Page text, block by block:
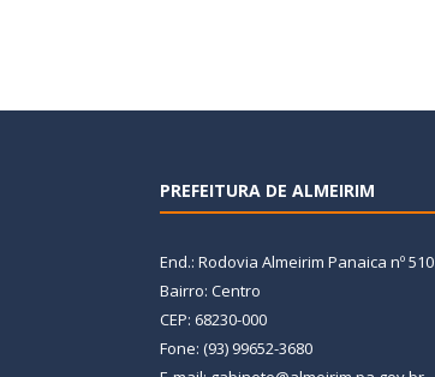
PREFEITURA DE ALMEIRIM
End.: Rodovia Almeirim Panaica nº 510
Bairro: Centro
CEP: 68230-000
Fone: (93) 99652-3680